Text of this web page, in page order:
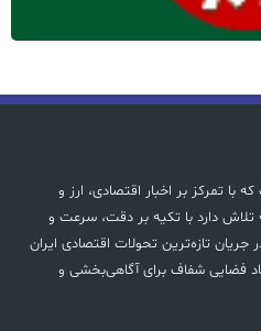
با تمرکز بر اخبار اقتصادی، ارز و
تلاش دارد با تکیه بر دقت، سرعت و
تازه‌ترین تحولات اقتصادی ایران
فضایی شفاف برای آگاهی‌بخشی و